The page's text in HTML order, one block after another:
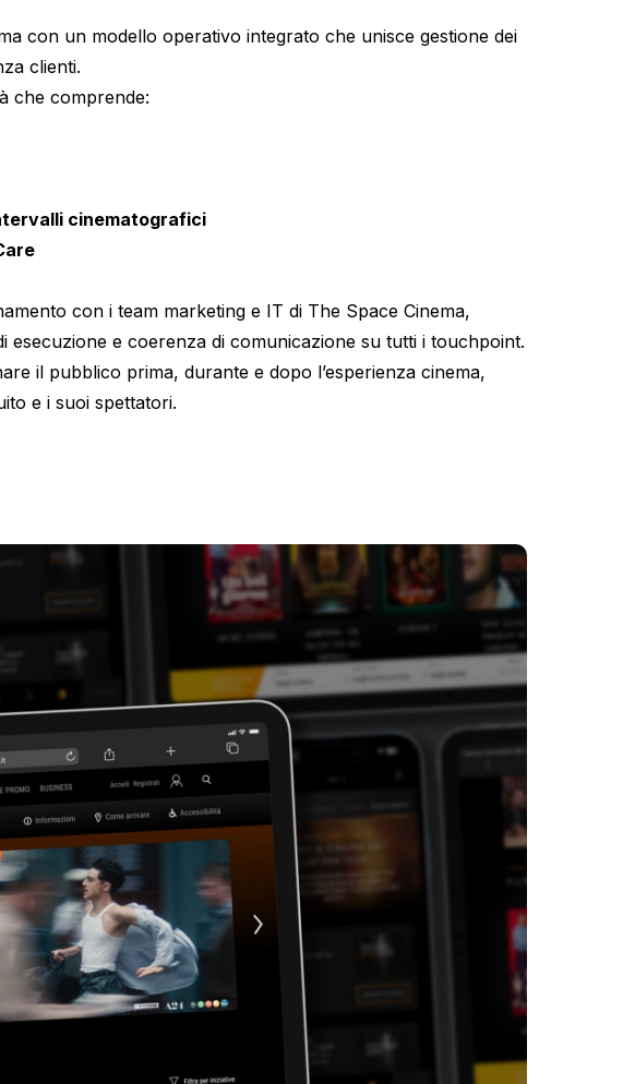
con un modello operativo integrato che unisce gestione dei
clienti.
che comprende:
cinematografici
con i team marketing e IT di The Space Cinema,
esecuzione e coerenza di comunicazione su tutti i touchpoint.
il pubblico prima, durante e dopo l’esperienza cinema,
e i suoi spettatori.